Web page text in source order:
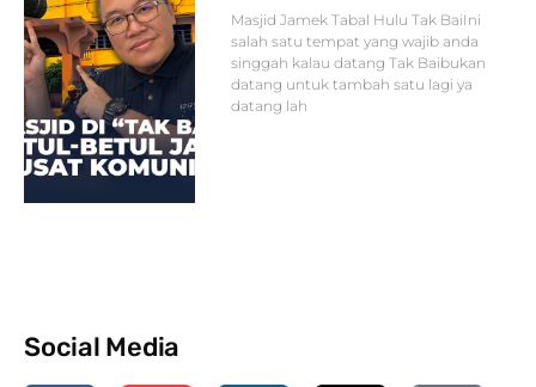
Masjid Jamek Tabal Hulu Tak BaiIni
salah satu tempat yang wajib anda
singgah kalau datang Tak Baibukan
datang untuk tambah satu lagi ya
datang lah
Social Media